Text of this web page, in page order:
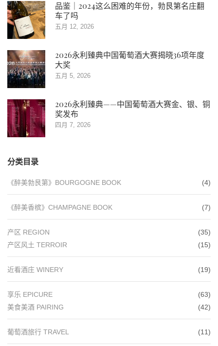
品鉴｜2024这么困难的年份，勃艮第名庄翻
车了吗
五月 12, 2026
2026永利臻典中国葡萄酒大赛揭晓36项年度
大奖
五月 5, 2026
2026永利臻典——中国葡萄酒大赛金、银、铜
奖发布
四月 7, 2026
分类目录
《醉美勃艮第》BOURGOGNE BOOK (4)
《醉美香槟》CHAMPAGNE BOOK (7)
产区 REGION
(35)
产区风土 TERROIR
(15)
近看酒庄 WINERY (19)
享乐 EPICURE
(63)
美食美酒 PAIRING
(42)
葡萄酒旅行 TRAVEL (11)